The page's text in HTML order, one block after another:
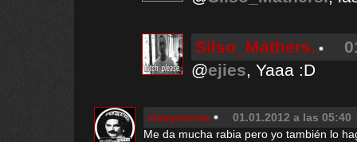
Silso_Mathers.
@ejies, Yaaa :D
viveysonrie
01.01.2012 a las 05:40
Me da mucha rabia pero yo también lo